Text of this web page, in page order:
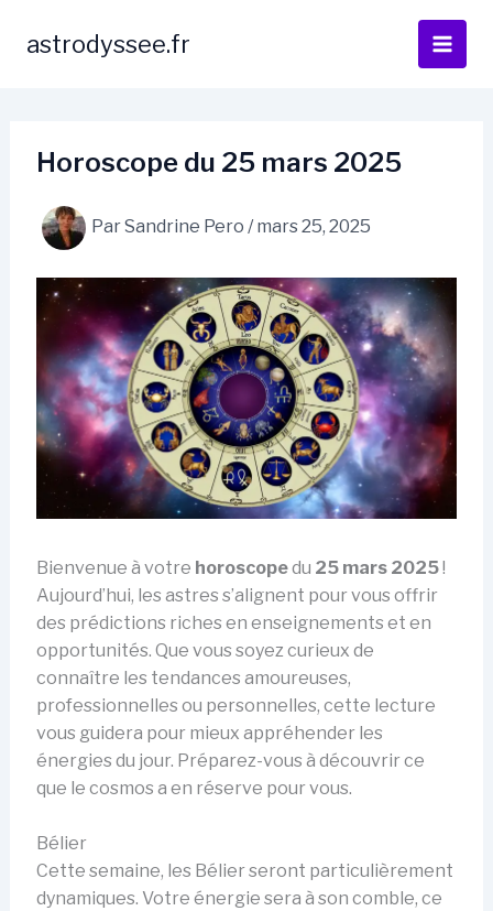
astrodyssee.fr
Horoscope du 25 mars 2025
ParSandrine Pero /mars 25, 2025
Bienvenue à votre horoscopedu 25 mars 2025!
Aujourd’hui, les astres s’alignent pour vous offrir
des prédictions riches en enseignements et en
opportunités. Que vous soyez curieux de
connaître les tendances amoureuses,
professionnelles ou personnelles, cette lecture
vous guidera pour mieux appréhender les
énergies du jour. Préparez-vous à découvrir ce
que le cosmos a en réserve pour vous.
Bélier
Cette semaine, les Bélier seront particulièrement
dynamiques. Votre énergie sera à son comble, ce